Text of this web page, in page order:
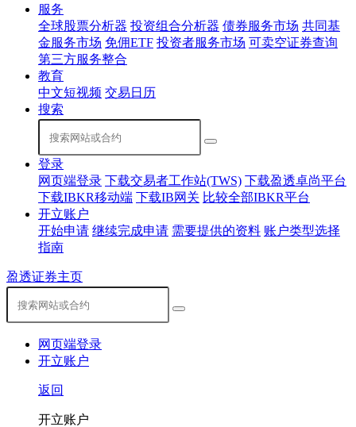
服务
全球股票分析器 投资组合分析器 债券服务市场 共同基
金服务市场 免佣ETF 投资者服务市场 可卖空证券查询
第三方服务整合
教育
中文短视频 交易日历
搜索
登录
网页端登录 下载交易者工作站(TWS) 下载盈透卓尚平台
下载IBKR移动端 下载IB网关 比较全部IBKR平台
开立账户
开始申请 继续完成申请 需要提供的资料 账户类型选择
指南
盈透证券主页
网页端登录
开立账户
返回
开立账户